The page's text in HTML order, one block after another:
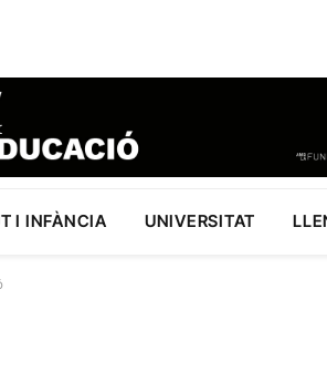
I INFÀNCIA UNIVERSITAT